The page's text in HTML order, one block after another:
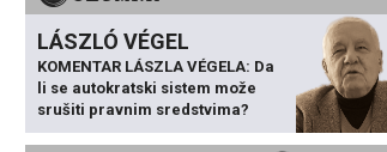
LÁSZLÓ VÉGEL
KOMENTAR LÁSZLA VÉGELA: Da
li se autokratski sistem može
srušiti pravnim sredstvima?